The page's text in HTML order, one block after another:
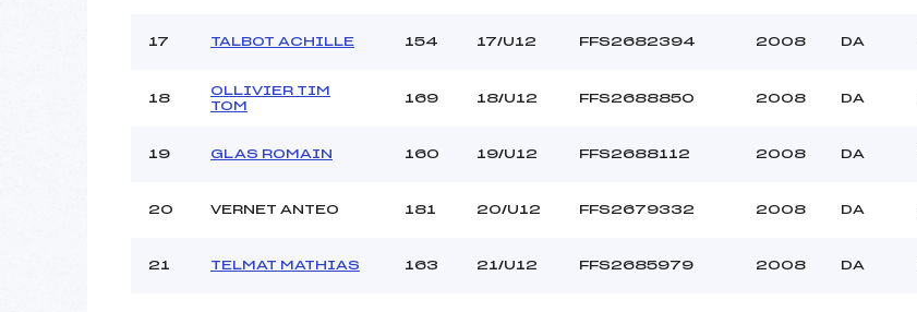
17 TALBOT ACHILLE 154 17/U12 FFS2682394 2008 DA
18
OLLIVIER TIM
TOM
169 18/U12 FFS2688850 2008 DA
19 GLAS ROMAIN 160 19/U12 FFS2688112 2008 DA
20 VERNET ANTEO 181 20/U12 FFS2679332 2008 DA
21 TELMAT MATHIAS 163 21/U12 FFS2685979 2008 DA